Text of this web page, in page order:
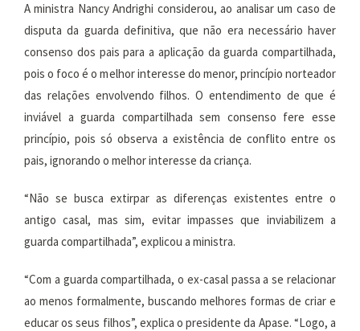
A ministra Nancy Andrighi considerou, ao analisar um caso de
disputa da guarda definitiva, que não era necessário haver
consenso dos pais para a aplicação da guarda compartilhada,
pois o foco é o melhor interesse do menor, princípio norteador
das relações envolvendo filhos. O entendimento de que é
inviável a guarda compartilhada sem consenso fere esse
princípio, pois só observa a existência de conflito entre os
pais, ignorando o melhor interesse da criança.
“Não se busca extirpar as diferenças existentes entre o
antigo casal, mas sim, evitar impasses que inviabilizem a
guarda compartilhada”, explicou a ministra.
“Com a guarda compartilhada, o ex-casal passa a se relacionar
ao menos formalmente, buscando melhores formas de criar e
educar os seus filhos”, explica o presidente da Apase. “Logo, a